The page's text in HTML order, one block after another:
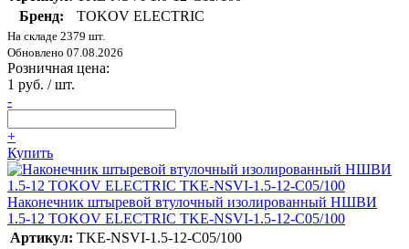
Бренд:
TOKOV ELECTRIC
На складе 2379 шт.
Обновлено 07.08.2026
Розничная цена:
1 руб. / шт.
-
+
Купить
Наконечник штыревой втулочный изолированный НШВИ
1.5-12 TOKOV ELECTRIC TKE-NSVI-1.5-12-C05/100
Артикул: TKE-NSVI-1.5-12-C05/100